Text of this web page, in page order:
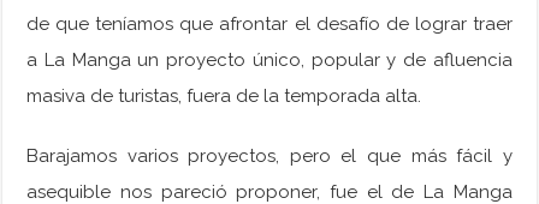
de que teníamos que afrontar el desafío de lograr traer
a La Manga un proyecto único, popular y de afluencia
masiva de turistas, fuera de la temporada alta.
Barajamos varios proyectos, pero el que más fácil y
asequible nos pareció proponer, fue el de La Manga